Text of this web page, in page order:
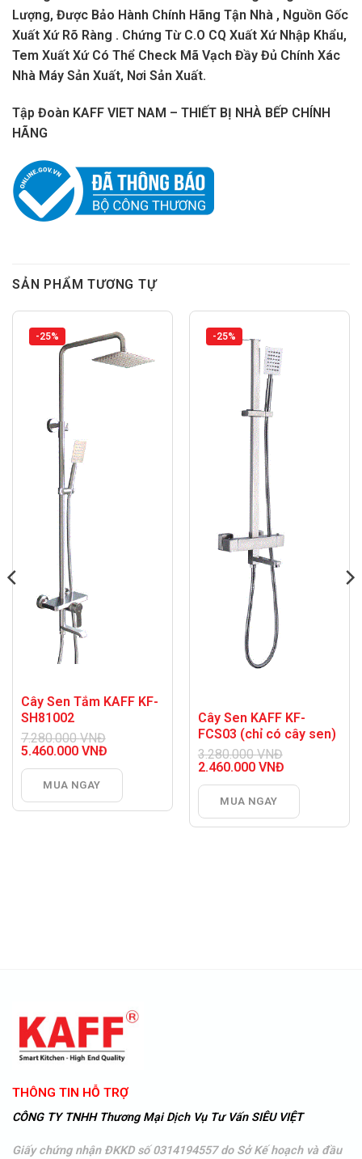
Lượng, Được Bảo Hành Chính Hãng Tận Nhà , Nguồn Gốc
Xuất Xứ Rõ Ràng . Chứng Từ C.O CQ Xuất Xứ Nhập Khẩu,
Tem Xuất Xứ Có Thể Check Mã Vạch Đầy Đủ Chính Xác
Nhà Máy Sản Xuất, Nơi Sản Xuất.
Tập Đoàn KAFF VIET NAM – THIẾT BỊ NHÀ BẾP CHÍNH
HÃNG
SẢN PHẨM TƯƠNG TỰ
-25%
Cây Sen Tắm KAFF KF-
SH81002
7.280.000VNĐ
Giá
là:
7.280.000 VNĐ.
5.460.000 VNĐ
hiện
là:
5.460.000 VNĐ.
MUA NGAY
-25%
Cây Sen KAFF KF-
FCS03 (chỉ có cây sen)
3.280.000VNĐ
Giá
là:
3.280.000 VNĐ.
2.460.000 VNĐ
hiện
là:
2.460.000 VNĐ.
MUA NGAY
THÔNG TIN HỖ TRỢ
CÔNG TY TNHH Thương Mại Dịch Vụ Tư Vấn SIÊU VIỆT
Giấy chứng nhận ĐKKD số 0314194557 do Sở Kế hoạch và đầu